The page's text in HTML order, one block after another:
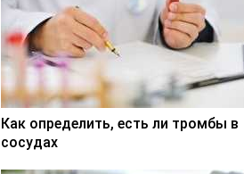
Как определить, есть ли тромбы в
сосудах